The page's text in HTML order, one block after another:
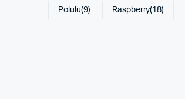
Polulu(9) Raspberry(18)